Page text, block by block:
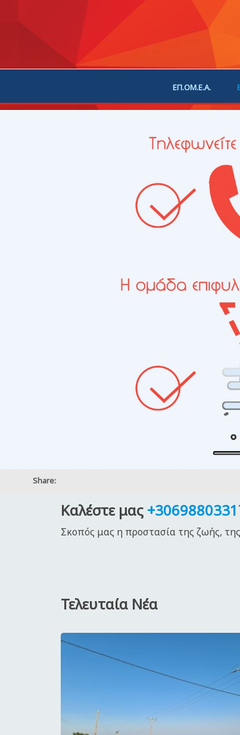
ΕΠ.ΟΜ.Ε.Α.
Share:
Καλέστε μας
Σκοπός μας η προστασία της ζωής,
Τελευταία Νέα